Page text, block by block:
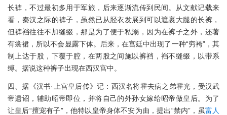
长裤，不过最初多用于军旅，后来逐渐流传到民间。从文献记载来
看，秦汉之际的裤子，虽然已从胫衣发展到可以遮裹大腿的长裤，
但裤裆往往不加缝缀，那是为了便于私溺，因为在裤子之外，还著
有裳裙，所以不会显露下体。后来，在宫廷中出现了一种“穷袴”，其
制上达于股，下覆于腔，在两股之间施以裤裆，裆不缝缀，以带系
缚。据说这种裤子出现在西汉宫中。
四、据《汉书·上宫皇后传》记：西汉名将霍去病之弟霍光，受汉武
帝遗诏，辅助昭帝即位，并将自己的外孙女嫁给昭帝做皇后。为了
让皇后“擅宠有子”，他特以皇帝身体不安为由，提出“禁内”，虽富人